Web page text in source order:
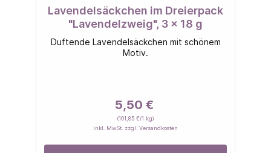
Lavendelsäckchen im Dreierpack
"Lavendelzweig", 3 x 18 g
Duftende Lavendelsäckchen mit schönem
Motiv.
5,50 €
(101,85 €/1 kg)
inkl. MwSt. zzgl. Versandkosten